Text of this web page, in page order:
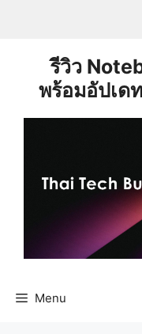
รีวิว
พร้อมอัปเด
Menu